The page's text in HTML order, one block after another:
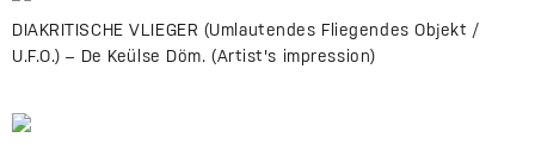
DIAKRITISCHE VLIEGER (Umlautendes Fliegendes Objekt /
U.F.O.) – De Keülse Döm. (Artist's impression)